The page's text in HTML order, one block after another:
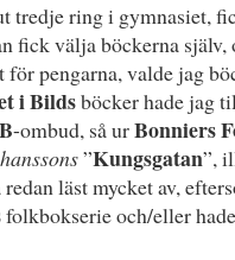
tredje ring i gymnasiet,
fick välja böckerna själv,
pengarna, valde jag
i Bildsböcker hade jag
-ombud, så urBonniers
”Kungsgatan”,
läst mycket av,
folkbokserie och/eller